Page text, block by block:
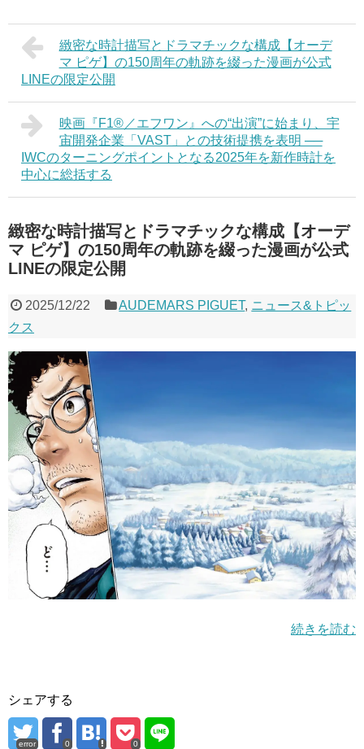
緻密な時計描写とドラマチックな構成【オーデ
マ ピゲ】の150周年の軌跡を綴った漫画が公式
LINEの限定公開
映画『F1®／エフワン』への“出演”に始まり、宇
宙開発企業「VAST」との技術提携を表明 ──
IWCのターニングポイントとなる2025年を新作時計を
中心に総括する
緻密な時計描写とドラマチックな構成【オーデ
マ ピゲ】の150周年の軌跡を綴った漫画が公式
LINEの限定公開
2025/12/22 AUDEMARS PIGUET, ニュース&トピッ
クス
続きを読む
シェアする
error 0 0